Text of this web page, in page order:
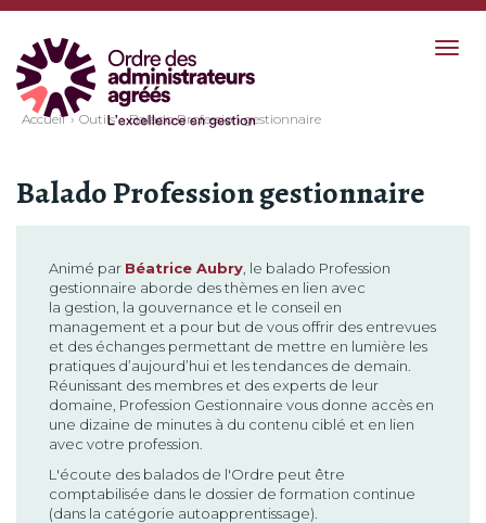
Accueil Outils Balado Profession gestionnaire
Balado Profession gestionnaire
Animé par Béatrice Aubry , le balado Profession
gestionnaire aborde des thèmes en lien avec
la gestion, la gouvernance et le conseil en
management et a pour but de vous offrir des entrevues
et des échanges permettant de mettre en lumière les
pratiques d’aujourd’hui et les tendances de demain.
Réunissant des membres et des experts de leur
domaine, Profession Gestionnaire vous donne accès en
une dizaine de minutes à du contenu ciblé et en lien
avec votre profession.
L'écoute des balados de l'Ordre peut être
comptabilisée dans le dossier de formation continue
(dans la catégorie autoapprentissage).